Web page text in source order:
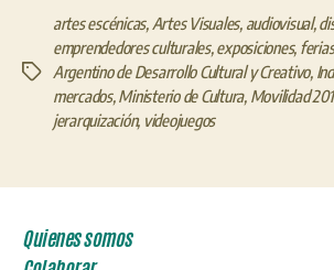
Etiquetas
artes escénicas, Artes Visuales, audiovisual,
emprendedores culturales,exposiciones, ferias
Argentino de Desarrollo Cultural y Creativo,
mercados,Ministerio de Cultura, Movilidad
jerarquización, videojuegos
Quienes somos